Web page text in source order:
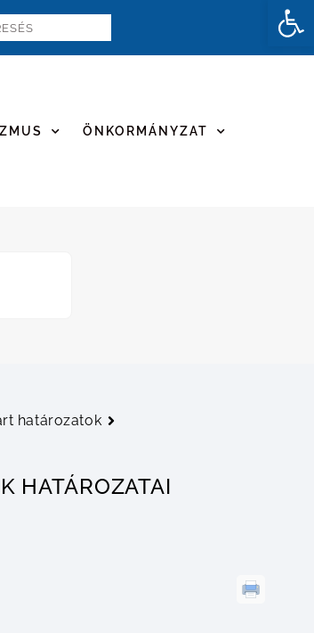
ÖNKORMÁNYZAT
határozatok
HATÁROZATAI